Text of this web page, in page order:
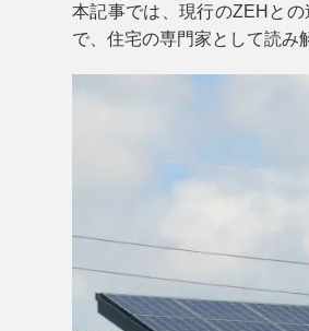
本記事では、現行のZEHと
で、住宅の専門家として読み